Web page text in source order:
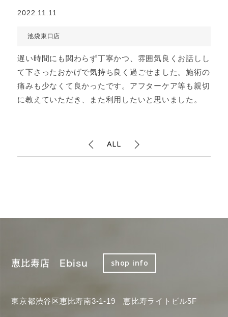
2022.11.11
池袋東口店
遅い時間にも関わらず丁寧かつ、雰囲気良くお話しし
て下さったおかげで気持ち良く過ごせました。施術の
痛みも少なくて良かったです。アフターケア等も親切
に教えていただき、また利用したいと思いました。
ALL
恵比寿店 Ebisu shop info
東京都渋谷区恵比寿南3-1-19 恵比寿ライトビル5F